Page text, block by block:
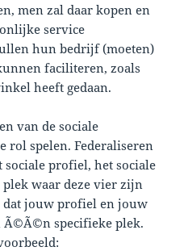
men zal daar kopen en
service
hun bedrijf (moeten)
faciliteren, zoals
heeft gedaan.
van de sociale
rol spelen. Federaliseren
profiel, het sociale
waar deze vier zijn
dat jouw profiel en jouw
Ã©Ã©n specifieke plek.